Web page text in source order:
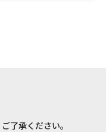
了承ください。